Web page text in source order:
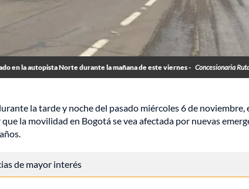
en la autopista Norte durante la mañana de este viernes - Concesionaria
la tarde y noche del pasado miércoles 6 de noviembre,
la movilidad en Bogotá se vea afectada por nuevas
de mayor interés